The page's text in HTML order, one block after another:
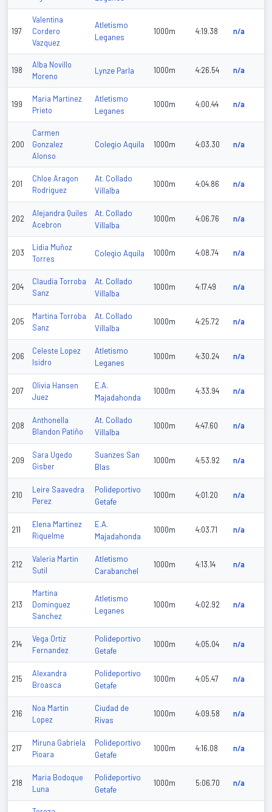
197
Valentina
Cordero
Vazquez
Atletismo
Leganes
1000m 4:19.38 n/a
198
Alba Novillo
Moreno
Lynze Parla 1000m 4:26.54 n/a
199
Maria Martinez
Prieto
Atletismo
Leganes
1000m 4:00.44 n/a
200
Carmen
Gonzalez
Alonso
Colegio Aquila 1000m 4:03.30 n/a
201
Chloe Aragon
Rodriguez
At. Collado
Villalba
1000m 4:04.86 n/a
202
Alejandra Quiles
Acebron
At. Collado
Villalba
1000m 4:06.76 n/a
203
Lidia Muñoz
Torres
Colegio Aquila 1000m 4:08.74 n/a
204
Claudia Torroba
Sanz
At. Collado
Villalba
1000m 4:17.49 n/a
205
Martina Torroba
Sanz
At. Collado
Villalba
1000m 4:25.72 n/a
206
Celeste Lopez
Isidro
Atletismo
Leganes
1000m 4:30.24 n/a
207
Olivia Hansen
Juez
E.A.
Majadahonda
1000m 4:33.94 n/a
208
Anthonella
Blandon Patiño
At. Collado
Villalba
1000m 4:47.60 n/a
209
Sara Ugedo
Gisber
Suanzes San
Blas
1000m 4:53.92 n/a
210
Leire Saavedra
Perez
Polideportivo
Getafe
1000m 4:01.20 n/a
211
Elena Martinez
Riquelme
E.A.
Majadahonda
1000m 4:03.71 n/a
212
Valeria Martin
Sutil
Atletismo
Carabanchel
1000m 4:13.14 n/a
213
Martina
Dominguez
Sanchez
Atletismo
Leganes
1000m 4:02.92 n/a
214
Vega Ortiz
Fernandez
Polideportivo
Getafe
1000m 4:05.04 n/a
215
Alexandra
Broasca
Polideportivo
Getafe
1000m 4:05.47 n/a
216
Noa Martin
Lopez
Ciudad de
Rivas
1000m 4:09.58 n/a
217
Miruna Gabriela
Pioara
Polideportivo
Getafe
1000m 4:16.08 n/a
218
Maria Bodoque
Luna
Polideportivo
Getafe
1000m 5:06.70 n/a